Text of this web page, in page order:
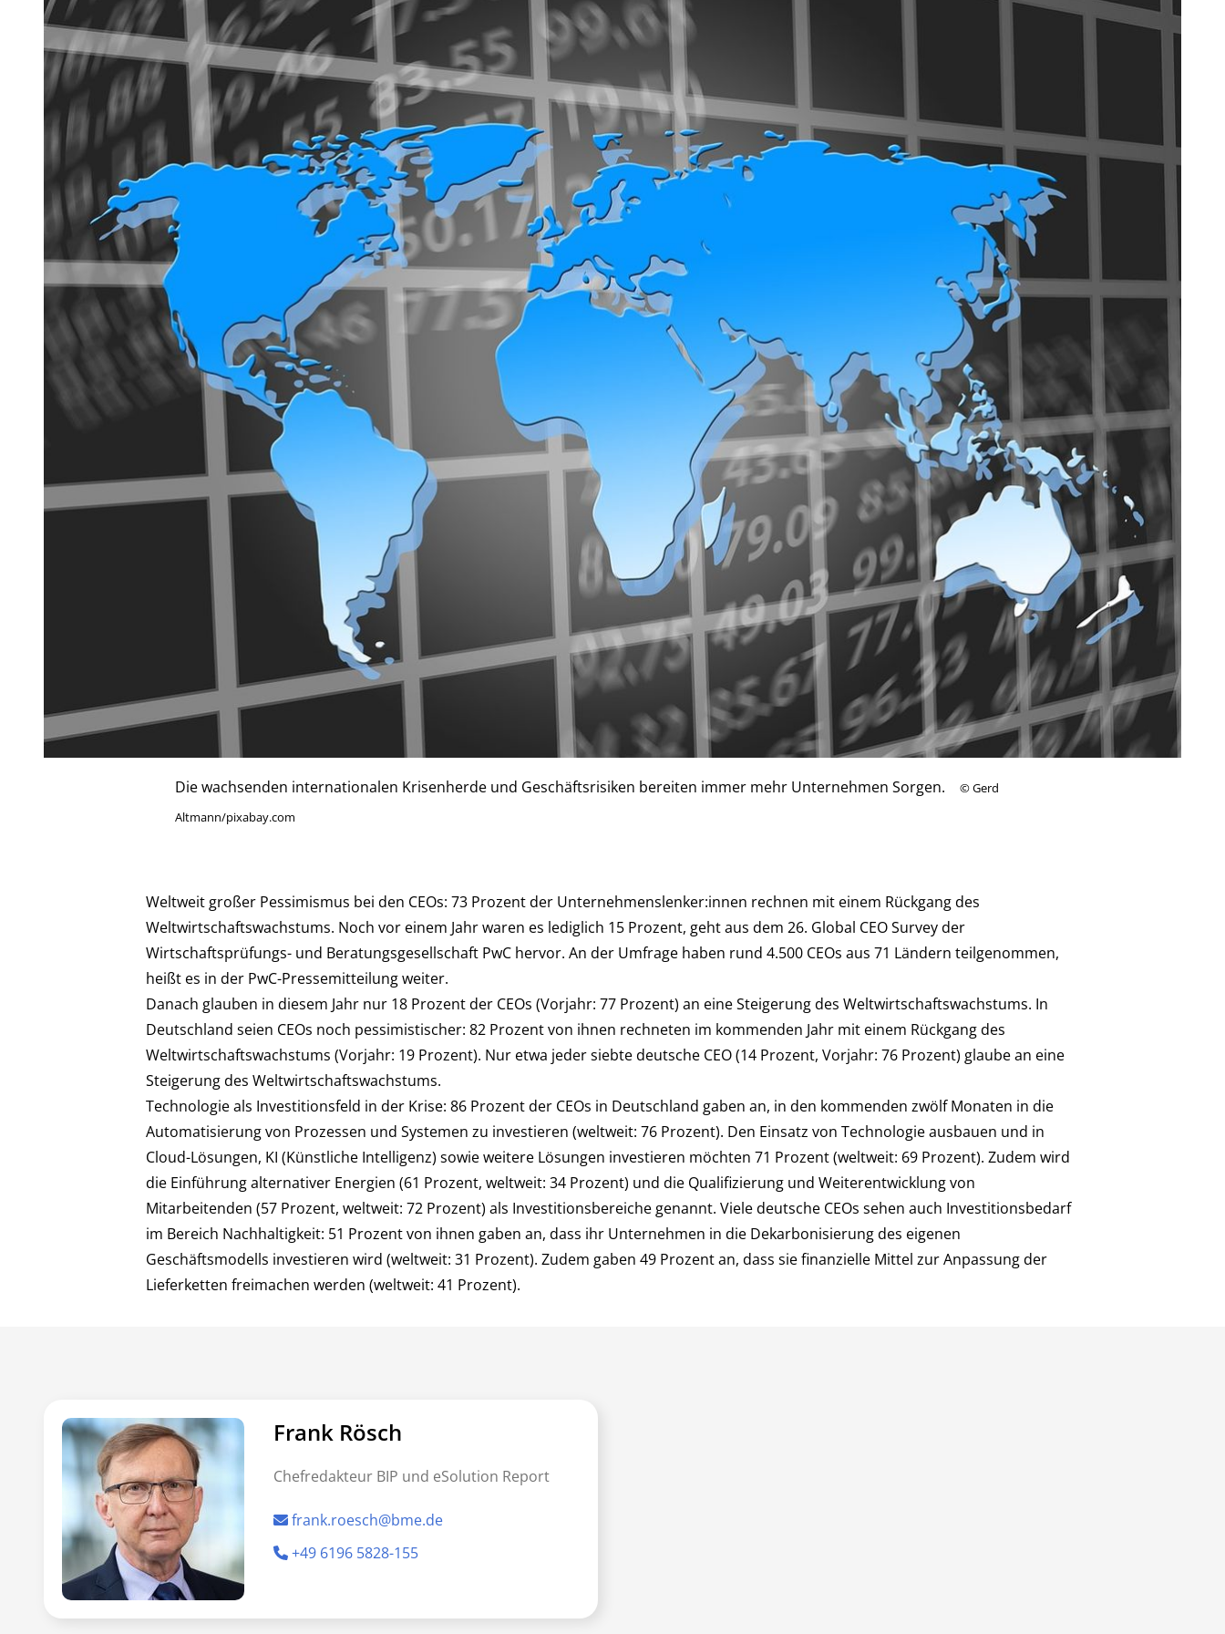
Die wachsenden internationalen Krisenherde und Geschäftsrisiken bereiten immer mehr Unternehmen Sorgen. ©Gerd
Altmann/pixabay.com
Weltweit großer Pessimismus bei den CEOs: 73 Prozent der Unternehmenslenker:innen rechnen mit einem Rückgang des
Weltwirtschaftswachstums. Noch vor einem Jahr waren es lediglich 15 Prozent, geht aus dem 26. Global CEO Survey der
Wirtschaftsprüfungs- und Beratungsgesellschaft PwC hervor. An der Umfrage haben rund 4.500 CEOs aus 71 Ländern teilgenommen,
heißt es in der PwC-Pressemitteilung weiter.
Danach glauben in diesem Jahr nur 18 Prozent der CEOs (Vorjahr: 77 Prozent) an eine Steigerung des Weltwirtschaftswachstums. In
Deutschland seien CEOs noch pessimistischer: 82 Prozent von ihnen rechneten im kommenden Jahr mit einem Rückgang des
Weltwirtschaftswachstums (Vorjahr: 19 Prozent). Nur etwa jeder siebte deutsche CEO (14 Prozent, Vorjahr: 76 Prozent) glaube an eine
Steigerung des Weltwirtschaftswachstums.
Technologie als Investitionsfeld in der Krise: 86 Prozent der CEOs in Deutschland gaben an, in den kommenden zwölf Monaten in die
Automatisierung von Prozessen und Systemen zu investieren (weltweit: 76 Prozent). Den Einsatz von Technologie ausbauen und in
Cloud-Lösungen, KI (Künstliche Intelligenz) sowie weitere Lösungen investieren möchten 71 Prozent (weltweit: 69 Prozent). Zudem wird
die Einführung alternativer Energien (61 Prozent, weltweit: 34 Prozent) und die Qualifizierung und Weiterentwicklung von
Mitarbeitenden (57 Prozent, weltweit: 72 Prozent) als Investitionsbereiche genannt. Viele deutsche CEOs sehen auch Investitionsbedarf
im Bereich Nachhaltigkeit: 51 Prozent von ihnen gaben an, dass ihr Unternehmen in die Dekarbonisierung des eigenen
Geschäftsmodells investieren wird (weltweit: 31 Prozent). Zudem gaben 49 Prozent an, dass sie finanzielle Mittel zur Anpassung der
Lieferketten freimachen werden (weltweit: 41 Prozent).
Frank Rösch
Chefredakteur BIP und eSolution Report
frank.roesch@bme.de
+49 6196 5828-155